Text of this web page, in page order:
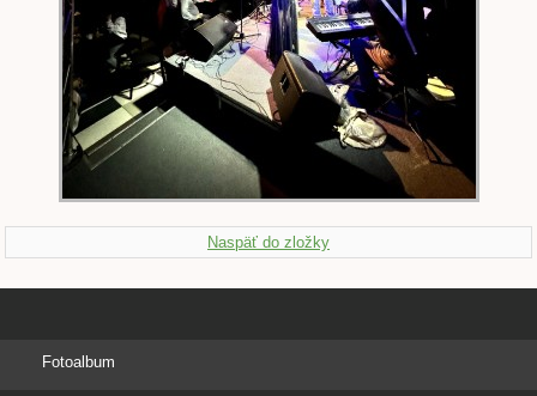
Naspäť do zložky
Fotoalbum